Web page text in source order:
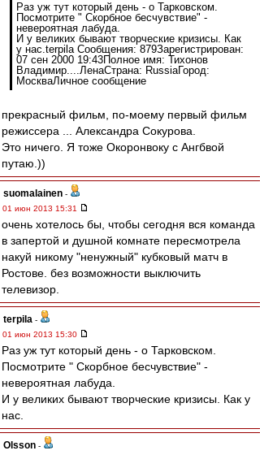
Раз уж тут который день - о Тарковском.
Посмотрите " Скорбное бесчувствие" -
невероятная лабуда.
И у великих бывают творческие кризисы. Как
у нас.terpila Сообщения: 879Зарегистрирован:
07 сен 2000 19:43Полное имя: Тихонов
Владимир....ЛенаСтрана: RussiaГород:
МоскваЛичное сообщение
прекрасный фильм, по-моему первый фильм
режиссера ... Александра Сокурова.
Это ничего. Я тоже Окоронвоку с Ангбвой
путаю.))
suomalainen -
01 июн 2013 15:31
очень хотелось бы, чтобы сегодня вся команда
в запертой и душной комнате пересмотрела
накуй никому "ненужный" кубковый матч в
Ростове. без возможности выключить
телевизор.
terpila -
01 июн 2013 15:30
Раз уж тут который день - о Тарковском.
Посмотрите " Скорбное бесчувствие" -
невероятная лабуда.
И у великих бывают творческие кризисы. Как у
нас.
Olsson -